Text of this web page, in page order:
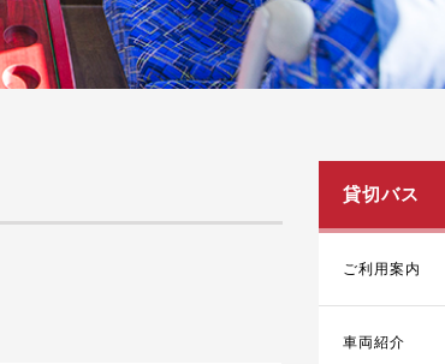
貸切バス
ご利用案内
車両紹介